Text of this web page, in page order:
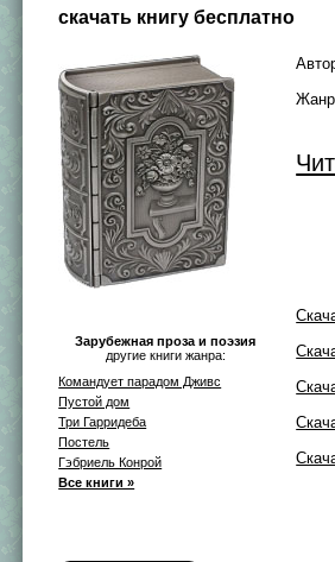
скачать книгу бесплатно
Зарубежная проза и поэзия
другие книги жанра:
Командует парадом Дживс
Пустой дом
Три Гарридеба
Постель
Гэбриель Конрой
Все книги »